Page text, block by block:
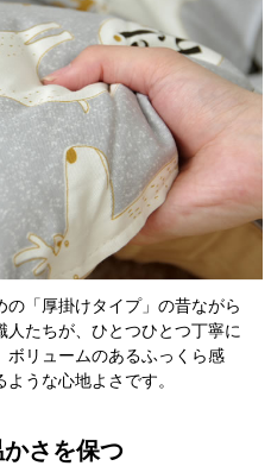
「厚掛けタイプ」の昔ながら
たちが、ひとつひとつ丁寧に
ボリュームのあるふっくら感
うな心地よさです。
さを保つ